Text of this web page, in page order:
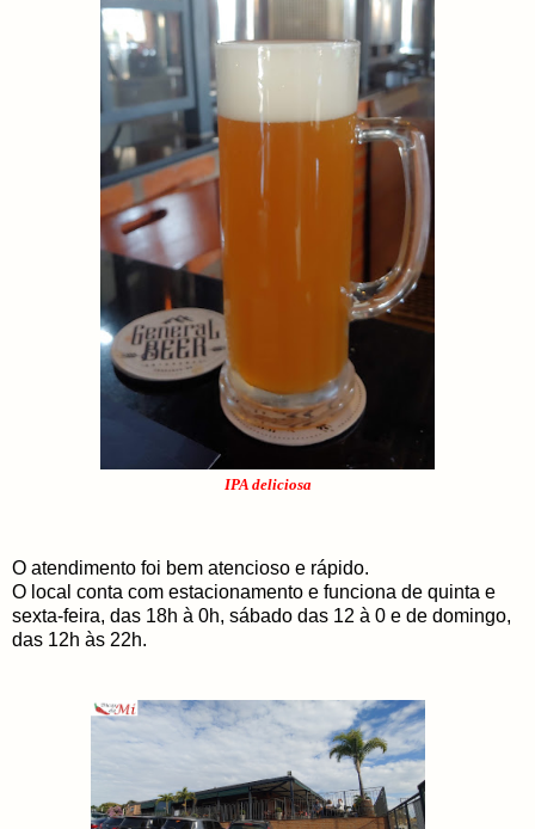
IPA deliciosa
O atendimento foi bem atencioso e rápido.
O local conta com estacionamento e funciona de quinta e
sexta-feira, das 18h à 0h, sábado das 12 à 0 e de domingo,
das 12h às 22h.